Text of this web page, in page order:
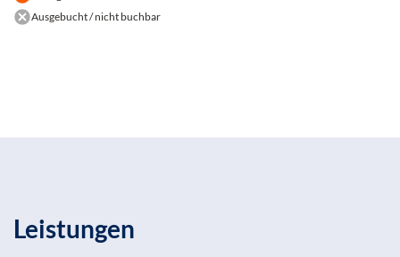
Ausgebucht / nicht buchbar
Leistungen